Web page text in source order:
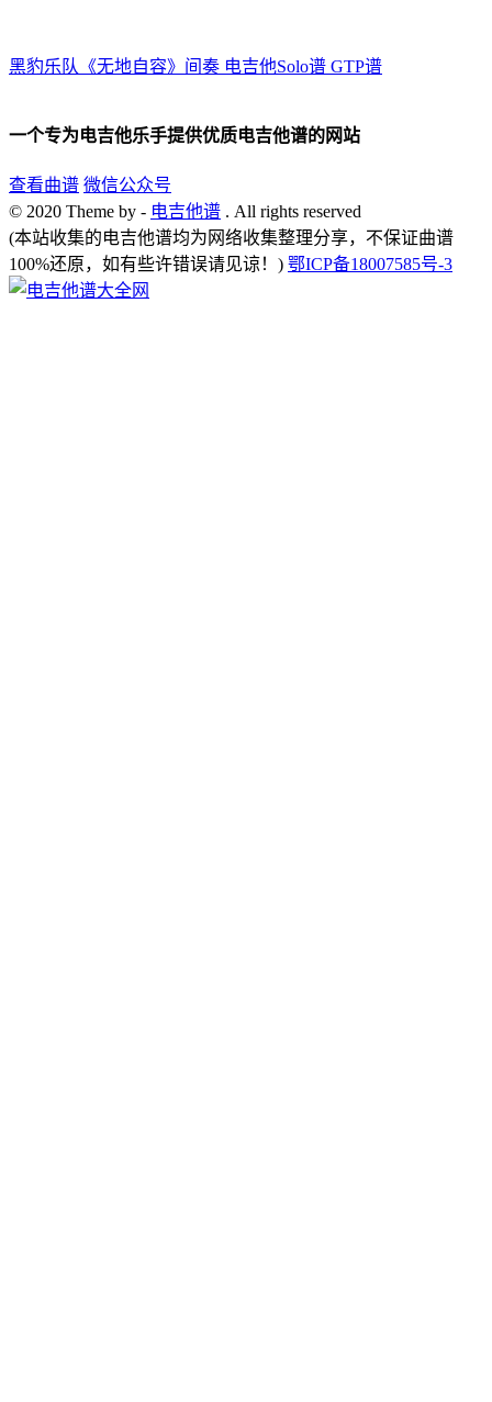
黑豹乐队《无地自容》间奏 电吉他Solo谱 GTP谱
一个专为电吉他乐手提供优质电吉他谱的网站
查看曲谱 微信公众号
© 2020 Theme by - 电吉他谱 . All rights reserved
(本站收集的电吉他谱均为网络收集整理分享，不保证曲谱
100%还原，如有些许错误请见谅！) 鄂ICP备18007585号-3